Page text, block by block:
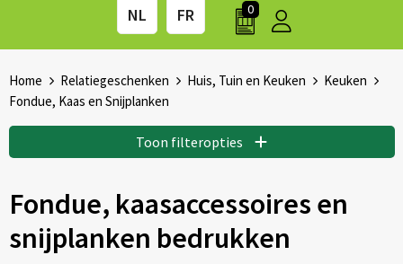
NL FR 0
Kantoorartikelen
Kinderen & spellen
Technologie & Accessoires
Tassen
◼ Eco-producten
◼ Survival gear
◼ Seizoenen
◼ Feestdagen
◼ Festival & Events
Home Relatiegeschenken Huis, Tuin en Keuken
Keuken
Fondue, Kaas en Snijplanken
Toon filteropties
Fondue, kaasaccessoires en
snijplanken bedrukken